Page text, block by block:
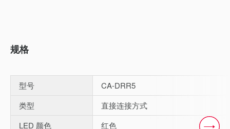
规格
型号
CA-DRR5
类型
直接连接方式
LED 颜色
红色